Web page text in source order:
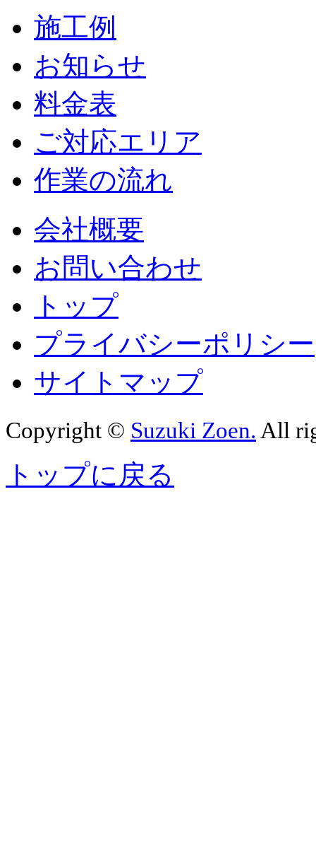
施工例
お知らせ
料金表
ご対応エリア
作業の流れ
会社概要
お問い合わせ
トップ
プライバシーポリシー
サイトマップ
Copyright © Suzuki Zoen. All
トップに戻る